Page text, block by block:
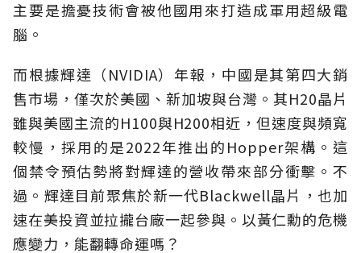
主要是擔憂技術會被他國用來打造成軍用超級電
腦。
而根據輝達（NVIDIA）年報，中國是其第四大銷
售市場，僅次於美國、新加坡與台灣。其H20晶片
雖與美國主流的H100與H200相近，但速度與頻寬
較慢，採用的是2022年推出的Hopper架構。這
個禁令預估勢將對輝達的營收帶來部分衝擊。不
過。輝達目前聚焦於新一代Blackwell晶片，也加
速在美投資並拉攏台廠一起參與。以黃仁勳的危機
應變力，能翻轉命運嗎？